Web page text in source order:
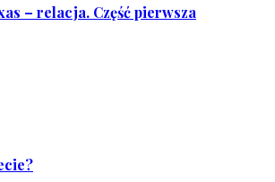
– relacja. Część pierwsza